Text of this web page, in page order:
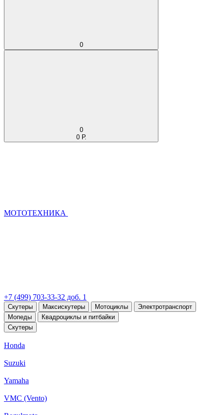
0
0
0 Р.
МОТОТЕХНИКА
+7 (499) 703-33-32 доб. 1
Скутеры Максискутеры Мотоциклы
Электротранспорт
Мопеды
Квадроциклы и питбайки
Скутеры
Honda
Suzuki
Yamaha
VMC (Vento)